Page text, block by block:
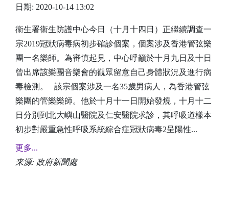
日期: 2020-10-14 13:02
衞生署衞生防護中心今日（十月十四日）正繼續調查一
宗2019冠狀病毒病初步確診個案，個案涉及香港管弦樂
團一名樂師。為審慎起見，中心呼籲於十月九日及十日
曾出席該樂團音樂會的觀眾留意自己身體狀況及進行病
毒檢測。 該宗個案涉及一名35歲男病人，為香港管弦
樂團的管樂樂師。他於十月十一日開始發燒，十月十二
日分別到北大嶼山醫院及仁安醫院求診，其呼吸道樣本
初步對嚴重急性呼吸系統綜合症冠狀病毒2呈陽性...
更多...
来源: 政府新聞處